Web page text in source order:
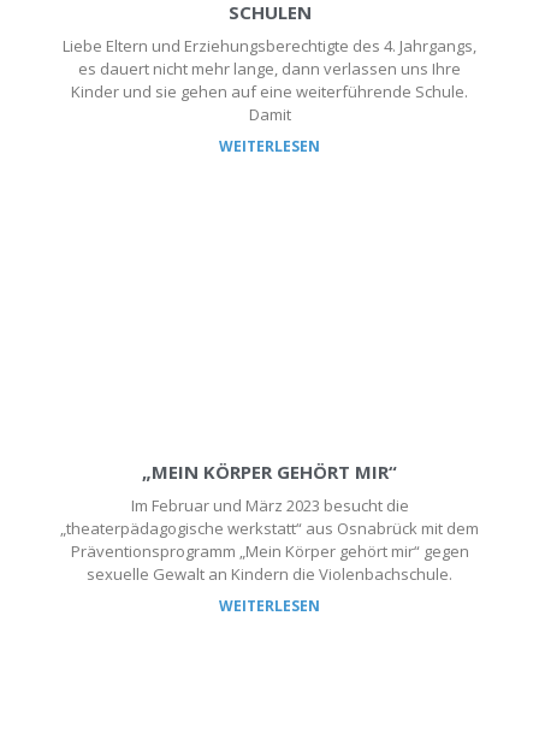
SCHULEN
Liebe Eltern und Erziehungsberechtigte des 4. Jahrgangs,
es dauert nicht mehr lange, dann verlassen uns Ihre
Kinder und sie gehen auf eine weiterführende Schule.
Damit
WEITERLESEN
„MEIN KÖRPER GEHÖRT MIR“
Im Februar und März 2023 besucht die
„theaterpädagogische werkstatt“ aus Osnabrück mit dem
Präventionsprogramm „Mein Körper gehört mir“ gegen
sexuelle Gewalt an Kindern die Violenbachschule.
WEITERLESEN